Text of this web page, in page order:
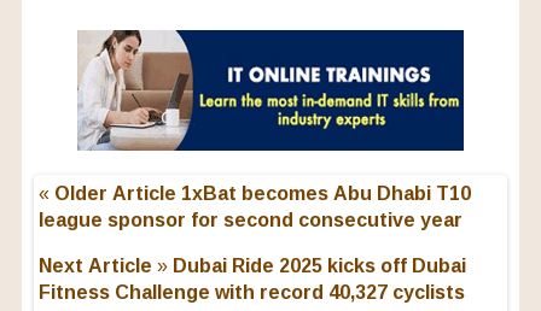
« Older Article 1xBat becomes Abu Dhabi T10
league sponsor for second consecutive year
Next Article »Dubai Ride 2025 kicks off Dubai
Fitness Challenge with record 40,327 cyclists